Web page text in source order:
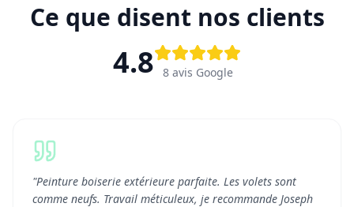
Ce que disent nos clients
4.8 8avis Google
"Peinture boiserie extérieure parfaite. Les volets sont
comme neufs. Travail méticuleux, je recommande Joseph